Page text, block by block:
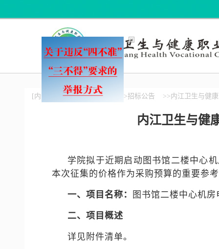
[内江卫生与健康职业学院] >>招标公告 >>内江卫生与健
内江卫生与健
学院拟于近期启动图书馆二楼中心
本次征集的价格作为采购预算的重要参
一、项目名称： 图书馆二楼中心机
二、项目概述
详见附件清单。
×